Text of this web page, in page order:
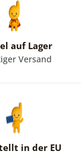
auf Lager
Versand
in der EU